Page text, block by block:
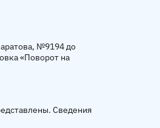
№9194 до
«Поворот на
Сведения